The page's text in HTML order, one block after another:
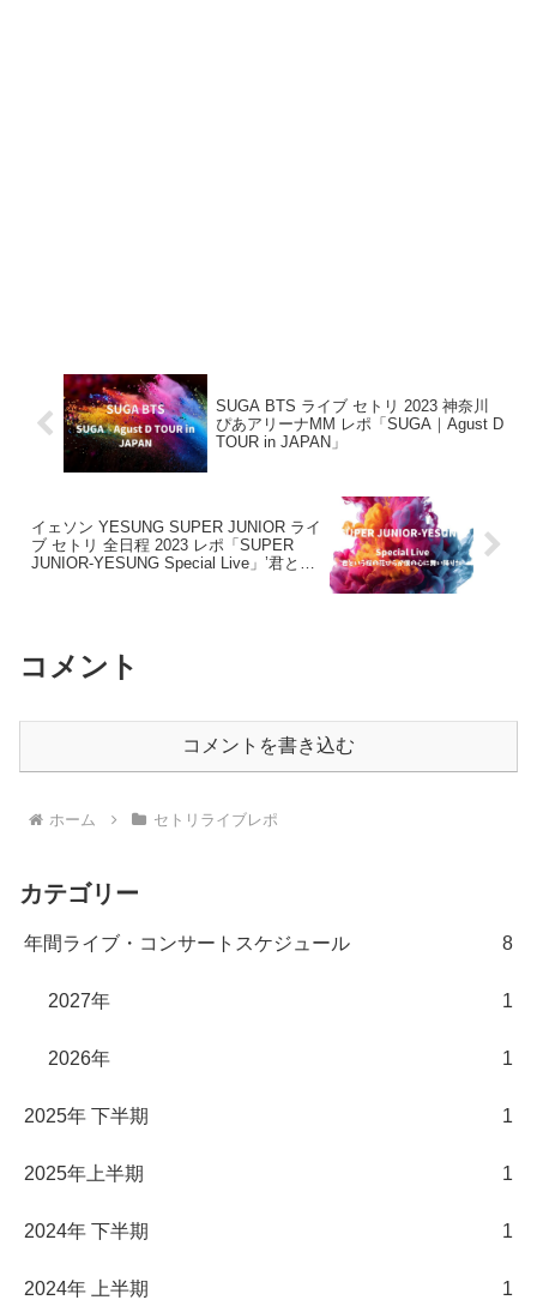
SUGA BTS ライブ セトリ 2023 神奈川
ぴあアリーナMM レポ「SUGA｜Agust D
TOUR in JAPAN」
イェソン YESUNG SUPER JUNIOR ライ
ブ セトリ 全日程 2023 レポ「SUPER
JUNIOR-YESUNG Special Live」’君とい
コメント
コメントを書き込む
ホーム セトリライブレポ
カテゴリー
年間ライブ・コンサートスケジュール 8
2027年 1
2026年 1
2025年 下半期 1
2025年上半期 1
2024年 下半期 1
2024年 上半期 1